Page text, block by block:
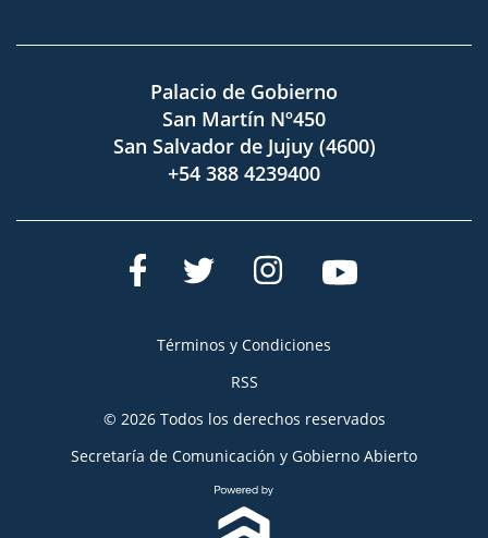
Palacio de Gobierno
San Martín Nº450
San Salvador de Jujuy (4600)
+54 388 4239400
Términos y Condiciones
RSS
© 2026 Todos los derechos reservados
Secretaría de Comunicación y Gobierno Abierto